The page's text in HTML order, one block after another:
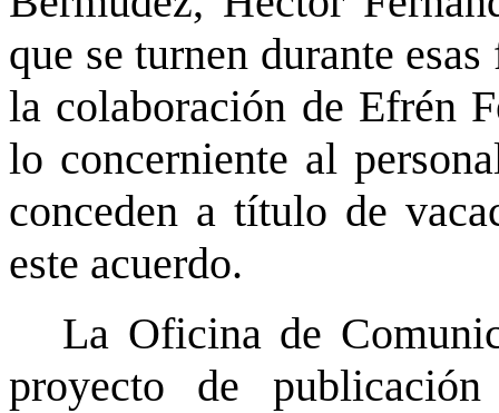
que se turnen durante
la colaboración de Efrén
lo concerniente al
conceden a título de
este acuerdo.
La Oficina de
proyecto de